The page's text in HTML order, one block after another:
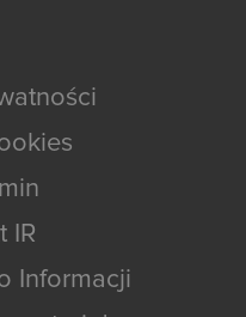
IR
Informacji